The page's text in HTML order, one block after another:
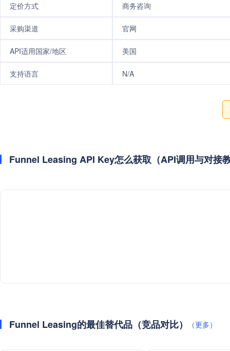
定价方式 商务咨询
采购渠道 官网
API适用国家/地区 美国
支持语言 N/A
Funnel Leasing API Key怎么获取（API调用与对接
Funnel Leasing的最佳替代品（竞品对比） （更多）